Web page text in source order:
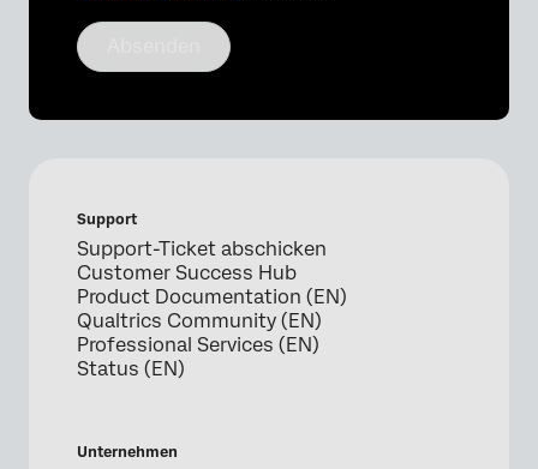
Support
Support-Ticket abschicken
Customer Success Hub
Product Documentation (EN)
Qualtrics Community (EN)
Professional Services (EN)
Status (EN)
Unternehmen